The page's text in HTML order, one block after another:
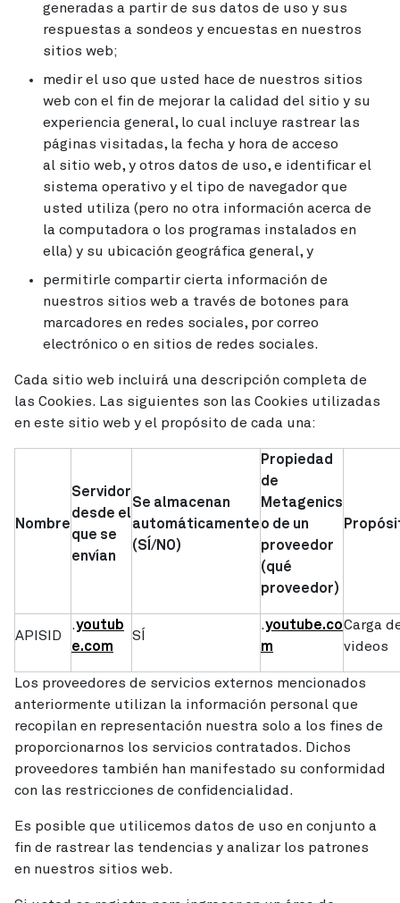
generadas a partir de sus datos de uso y sus
respuestas a sondeos y encuestas en nuestros
sitios web;
medir el uso que usted hace de nuestros sitios
web con el fin de mejorar la calidad del sitio y su
experiencia general, lo cual incluye rastrear las
páginas visitadas, la fecha y hora de acceso
al sitio web, y otros datos de uso, e identificar el
sistema operativo y el tipo de navegador que
usted utiliza (pero no otra información acerca de
la computadora o los programas instalados en
ella) y su ubicación geográfica general, y
permitirle compartir cierta información de
nuestros sitios web a través de botones para
marcadores en redes sociales, por correo
electrónico o en sitios de redes sociales.
Cada sitio web incluirá una descripción completa de
las Cookies. Las siguientes son las Cookies utilizadas
en este sitio web y el propósito de cada una:
Nombre
Servidor
desde el
que se
envían
Se almacenan
automáticamente
(SÍ/NO)
Propiedad
de
Metagenics
o de un
proveedor
(qué
proveedor)
APISID
.youtub
e.com
SÍ
.youtube.co
m
Carga
videos
Los proveedores de servicios externos mencionados
anteriormente utilizan la información personal que
recopilan en representación nuestra solo a los fines de
proporcionarnos los servicios contratados. Dichos
proveedores también han manifestado su conformidad
con las restricciones de confidencialidad.
Es posible que utilicemos datos de uso en conjunto a
fin de rastrear las tendencias y analizar los patrones
en nuestros sitios web.